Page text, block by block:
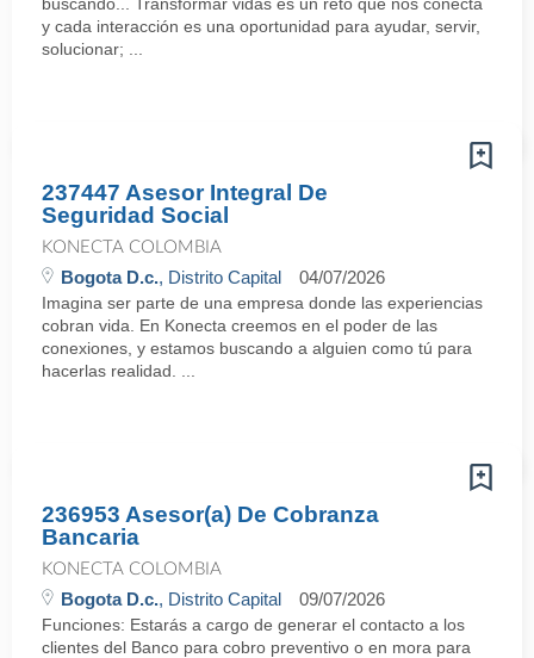
y cada interacción es una oportunidad para ayudar, servir,
solucionar; ...
237447 Asesor Integral De
Seguridad Social
KONECTA COLOMBIA
Bogota D.c., Distrito Capital 04/07/2026
Imagina ser parte de una empresa donde las experiencias
cobran vida. En Konecta creemos en el poder de las
conexiones, y estamos buscando a alguien como tú para
hacerlas realidad. ...
236953 Asesor(a) De Cobranza
Bancaria
KONECTA COLOMBIA
Bogota D.c., Distrito Capital 09/07/2026
Funciones: Estarás a cargo de generar el contacto a los
clientes del Banco para cobro preventivo o en mora para